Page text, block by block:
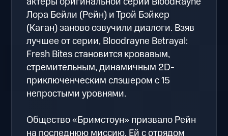
Лора Бейли (Рейн) и Трой Бэйкер
(Каган) заново озвучили диалоги. Взяв
лучшее от серии, Bloodrayne Betrayal:
Fresh Bites становится кровавым,
стремительным, динамичным 2D-
приключенческим слэшером с 15
непростыми уровнями.
Общество «Бримстоун» призвало Рейн
на последнюю миссию. Ей с отрядом